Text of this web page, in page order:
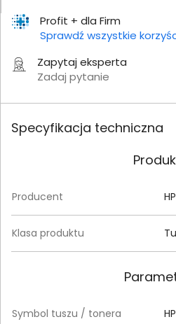
Profit + dla Firm
Sprawdź wszystkie
Zapytaj eksperta
Zadaj pytanie
Specyfikacja techniczna
Producent HP
Klasa produktu
Symbol tuszu / tonera